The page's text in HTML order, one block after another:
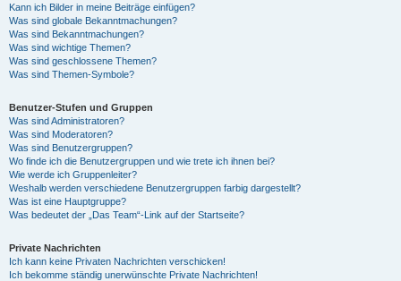
Kann ich Bilder in meine Beiträge einfügen?
Was sind globale Bekanntmachungen?
Was sind Bekanntmachungen?
Was sind wichtige Themen?
Was sind geschlossene Themen?
Was sind Themen-Symbole?
Benutzer-Stufen und Gruppen
Was sind Administratoren?
Was sind Moderatoren?
Was sind Benutzergruppen?
Wo finde ich die Benutzergruppen und wie trete ich ihnen bei?
Wie werde ich Gruppenleiter?
Weshalb werden verschiedene Benutzergruppen farbig dargestellt?
Was ist eine Hauptgruppe?
Was bedeutet der „Das Team“-Link auf der Startseite?
Private Nachrichten
Ich kann keine Privaten Nachrichten verschicken!
Ich bekomme ständig unerwünschte Private Nachrichten!